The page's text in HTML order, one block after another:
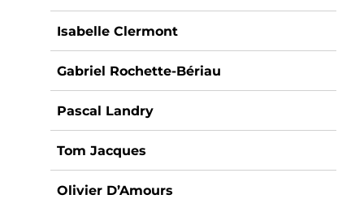
Isabelle Clermont
Gabriel Rochette-Bériau
Pascal Landry
Tom Jacques
Olivier D’Amours